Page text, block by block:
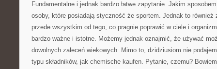
Fundamentalne i jednak bardzo łatwe zapytanie. Jakim
osoby, które posiadają styczność że sportem. Jednak to
przede wszystkim od tego, co pragnie poprawić w ciele i
bardzo ważne i istotne. Możemy jednak oznajmić, że używać
dowolnych zaleceń wiekowych. Mimo to, dzidziusiom nie
typu składników, jak chemische kaufen. Pytanie, czemu?